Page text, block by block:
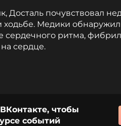
Досталь почувствовал
Медики
сердечного ритма,
сердце.
чтобы
событий